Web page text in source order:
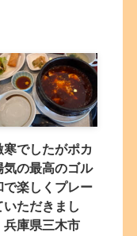
寒でしたがポカ
気の最高のゴル
で楽しくプレー
いただきまし
庫県三木市